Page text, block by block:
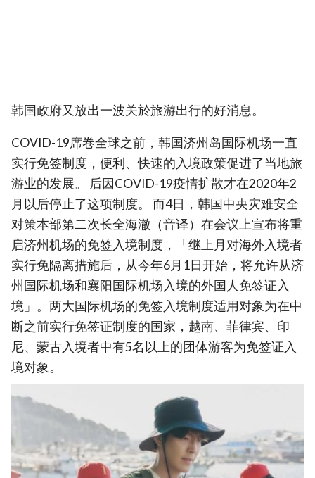
韩国政府又放出一波关於旅游出行的好消息。
COVID-19席卷全球之前，韩国济州岛国际机场一直
实行免签制度，便利、快速的入境政策促进了当地旅
游业的发展。 后因COVID-19疫情扩散才在2020年2
月以后停止了这项制度。 而4日，韩国中央灾难安全
对策本部第二次长全海澈（音译）在会议上宣布将重
启济州机场的免签入境制度，「继上月对海外入境者
实行免隔离措施后，从今年6月1日开始，将允许从济
州国际机场和襄阳国际机场入境的外国人免签证入
境」。两大国际机场的免签入境制度适用对象为在中
断之前实行免签证制度的国家，越南、菲律宾、印
尼、蒙古入境者中有5名以上的团体游客为免签证入
境对象。